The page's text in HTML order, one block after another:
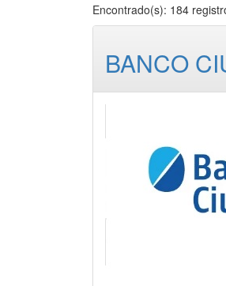
Encontrado(s): 184
BANCO